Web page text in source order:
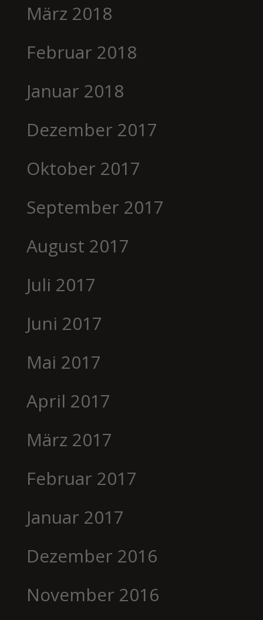
März 2018
Februar 2018
Januar 2018
Dezember 2017
Oktober 2017
September 2017
August 2017
Juli 2017
Juni 2017
Mai 2017
April 2017
März 2017
Februar 2017
Januar 2017
Dezember 2016
November 2016